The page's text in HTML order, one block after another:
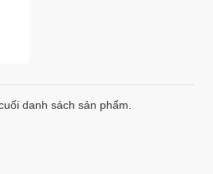
danh sách sản phẩm.